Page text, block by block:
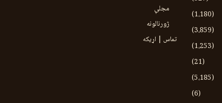
(1،180)
(3،859)
(1،253)
(21)
(5،185)
(6)
مجلې
ژورنالونه
تماس | اړیکه